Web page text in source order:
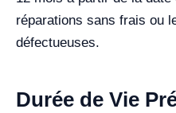
réparations sans frais ou
défectueuses.
Durée de Vie